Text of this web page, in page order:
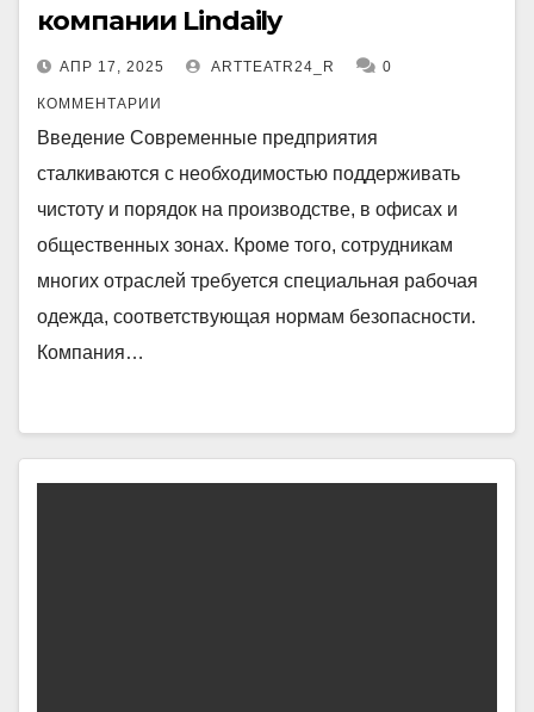
компании Lindaily
АПР 17, 2025 ARTTEATR24_R 0
КОММЕНТАРИИ
Введение Современные предприятия
сталкиваются с необходимостью поддерживать
чистоту и порядок на производстве, в офисах и
общественных зонах. Кроме того, сотрудникам
многих отраслей требуется специальная рабочая
одежда, соответствующая нормам безопасности.
Компания…